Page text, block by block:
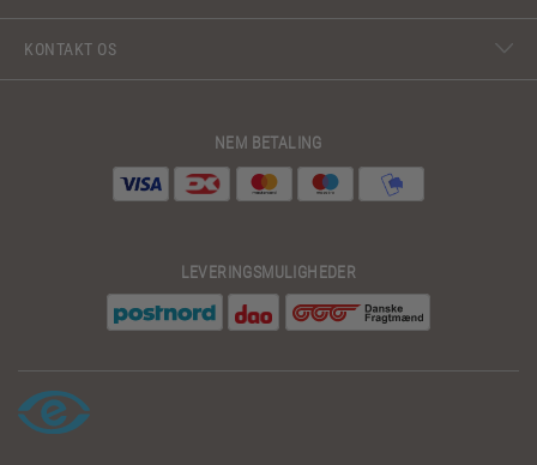
KONTAKT OS
NEM BETALING
LEVERINGSMULIGHEDER